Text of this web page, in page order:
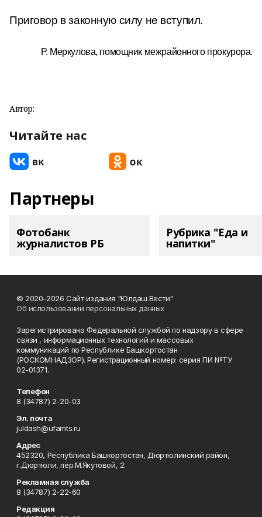
Приговор в законную силу не вступил.
Р. Меркулова, помощник межрайонного прокурора.
Автор:
Читайте нас
Партнеры
Фотобанк
журналистов РБ
Рубрика "Еда и
напитки"
© 2020-2026 Сайт издания "Юлдаш.Вести"
Об использовании персональных данных
Зарегистрировано Федеральной службой по надзору в сфере
связи , информационных технологий и массовых
коммуникаций по Республике Башкортостан
(РОСКОМНАДЗОР). Регистрационный номер: серия ПИ №ТУ
02-01371.
Телефон
8 (34787) 2-20-03
Эл. почта
juldash@ufamts.ru
Адрес
452320, Республика Башкортостан, Дюртюлинский район,
г.Дюртюли, пер.М.Якутовой, 2.
Рекламная служба
8 (34787) 2-22-60
Редакция